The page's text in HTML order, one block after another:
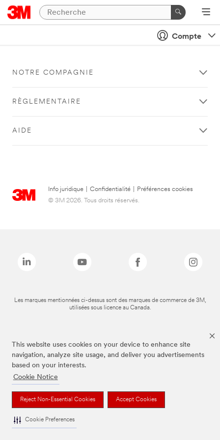
This website uses cookies on your device to enhance site
navigation, analyze site usage, and deliver you advertisements
based on your interests.
Cookie Notice
Reject Non-Essential Cookies Accept Cookies
Cookie Preferences
Compte
NOTRE COMPAGNIE
RÈGLEMENTAIRE
AIDE
Info juridique Confidentialité
Préférences cookies
© 3M 2026. Tous droits réservés.
Les marques mentionnées ci-dessus sont des marques de commerce de 3M,
utilisées sous licence au Canada.